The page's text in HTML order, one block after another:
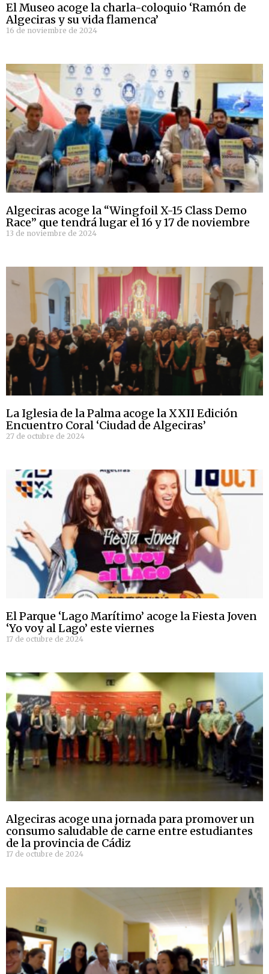
El Museo acoge la charla-coloquio ‘Ramón de
Algeciras y su vida flamenca’
16 de noviembre de 2024
Algeciras acoge la “Wingfoil X-15 Class Demo
Race” que tendrá lugar el 16 y 17 de noviembre
13 de noviembre de 2024
La Iglesia de la Palma acoge la XXII Edición
Encuentro Coral ‘Ciudad de Algeciras’
27 de octubre de 2024
El Parque ‘Lago Marítimo’ acoge la Fiesta Joven
‘Yo voy al Lago’ este viernes
17 de octubre de 2024
Algeciras acoge una jornada para promover un
consumo saludable de carne entre estudiantes
de la provincia de Cádiz
17 de octubre de 2024